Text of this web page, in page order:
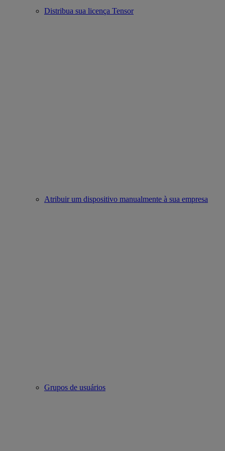
Distribua sua licença Tensor
Atribuir um dispositivo manualmente à sua empresa
Grupos de usuários